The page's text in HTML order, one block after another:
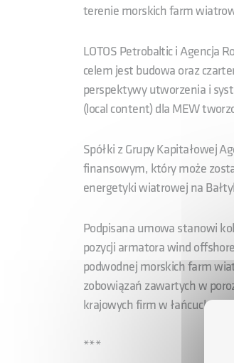
terenie morskich farm
LOTOS Petrobaltic i Agencja
celem jest budowa oraz
perspektywy utworzenia i
(local content) dla MEW
Spółki z Grupy Kapitałowej
finansowym, który może
energetyki wiatrowej na
Podpisana umowa stanowi
pozycji armatora wind
podwodnej morskich farm
zobowiązań zawartych w
krajowych firm w łańcuchu
***